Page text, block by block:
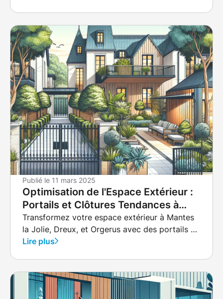
Publié le 11 mars 2025
Optimisation de l'Espace Extérieur :
Portails et Clôtures Tendances à
Mantes la Jolie, Dreux et Orgerus
Transformez votre espace extérieur à Mantes
la Jolie, Dreux, et Orgerus avec des portails et
clôtures modernes. Découvrez comment
comme l'aluminium et le bois. PARIS OUEST
CLOTURES vous guide pour des solutions sur
Lire plus